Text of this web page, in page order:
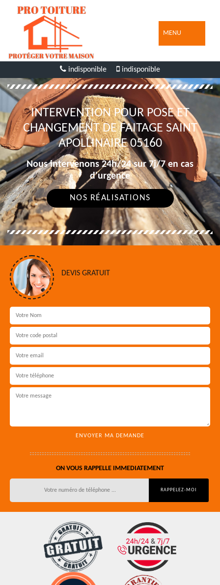
MENU
indisponible indisponible
INTERVENTION POUR POSE ET
CHANGEMENT DE FAITAGE SAINT
APOLLINAIRE 05160
Nous intervenons 24h/24 sur 7j/7 en cas
d'urgence
NOS RÉALISATIONS
DEVIS GRATUIT
ON VOUS RAPPELLE IMMEDIATEMENT